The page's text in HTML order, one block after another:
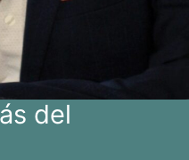
del